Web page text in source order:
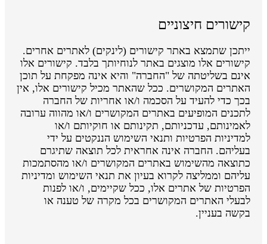
קישורים חיצוניים
ייתכן שתמצא באתר קישורים (לינקים) לאתרים אחרים.
קישורים אלו מוצגים באתר לנוחיותך בלבד. קישורים אלו
אינם בשליטתה של "החברה" והיא אינה מפקחת על תוכן
האתרים המקושרים. ככל שהאתר מכיל קישורים אלו, אין
בכך כדי להעיד על הסכמה ו/או אחריות של החברה
לתכנים המופיעים באתרים המקושרים ו/או מהווה ערובה
לאמינותם, עדכניותם, תקינותם או חוקיותם ו/או
למדיניות הפרטיות ותנאי השימוש הננקטים על ידי
בעליהם. החברה אינה אחראית לכל תוצאה שתיגרם
כתוצאה מהשימוש באתרים המקושרים ו/או מהסתמכות
עליהם וממליצה לקרוא בעיון את תנאי השימוש ומדיניות
הפרטיות של אתרים אלו, ככל שקיימים, ו/או לפנות
לבעלי האתרים המקושרים בכל מקרה של טענה או
בקשה בעניין.